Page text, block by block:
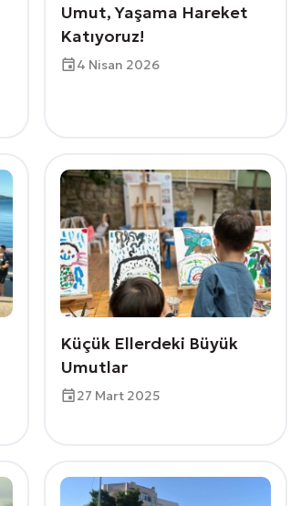
Umut, Yaşama Hareket
Katıyoruz!
4 Nisan 2026
Küçük Ellerdeki Büyük
Umutlar
27 Mart 2025